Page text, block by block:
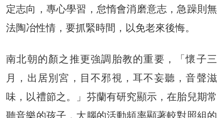
定志向，專心學習，怠惰會消磨意志，急躁則無
法陶冶性情，要抓緊時間，以免老來後悔。
南北朝的顏之推更強調胎教的重要，「懷子三
月，出居別宮，目不邪視，耳不妄聽，音聲滋
味，以禮節之。」芬蘭有研究顯示，在胎兒期常